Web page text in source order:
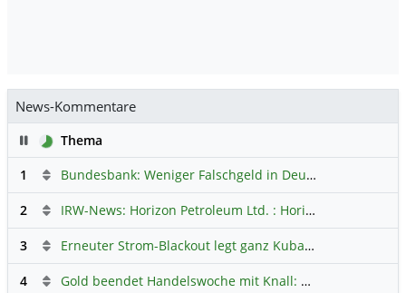
News-Kommentare
PauseThema
1
Bundesbank: Weniger Falschgeld in Deutschland
2 IRW-News: Horizon Petroleum Ltd. : Horizon Petroleum beginnt mit der Testförderung im Projekt Lachowice in Polen und schließt die Platzierung einer überzeichneten Wandelanleihe ab
3 Erneuter Strom-Blackout legt ganz Kuba lahm
4 Gold beendet Handelswoche mit Knall: Barrick Mining – Ist diese Aktie wieder ein Kauf?